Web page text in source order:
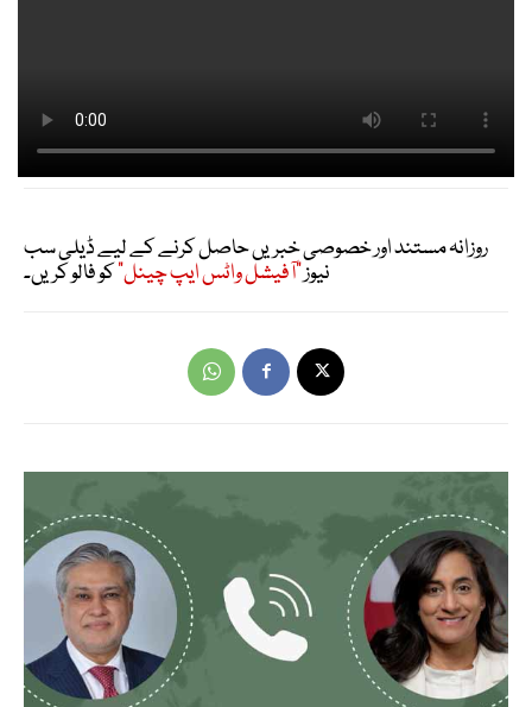
روزانہ مستند اور خصوصی خبریں حاصل کرنے کے لیے ڈیلی سب
نیوز"آفیشل واٹس ایپ چینل"کو فالو کریں۔